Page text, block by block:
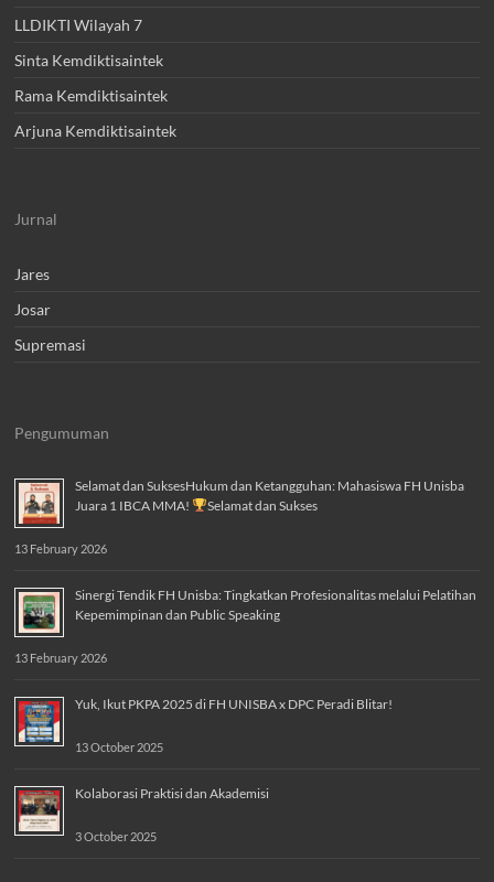
LLDIKTI Wilayah 7
Sinta Kemdiktisaintek
Rama Kemdiktisaintek
Arjuna Kemdiktisaintek
Jurnal
Jares
Josar
Supremasi
Pengumuman
Selamat dan SuksesHukum dan Ketangguhan: Mahasiswa FH Unisba
Juara 1 IBCA MMA!
Selamat dan Sukses
13 February 2026
Sinergi Tendik FH Unisba: Tingkatkan Profesionalitas melalui Pelatihan
Kepemimpinan dan Public Speaking
13 February 2026
Yuk, Ikut PKPA 2025 di FH UNISBA x DPC Peradi Blitar!
13 October 2025
Kolaborasi Praktisi dan Akademisi
3 October 2025